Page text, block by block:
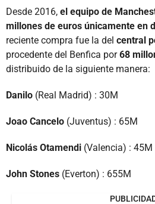
Desde 2016, el equipo de
millones de euros únicamente en
reciente compra fue la del central
procedente del Benfica por68
distribuido de la siguiente manera:
Danilo (Real Madrid) : 30M
Joao Cancelo (Juventus) : 65M
Nicolás Otamendi (Valencia) : 45M
John Stones (Everton) : 655M